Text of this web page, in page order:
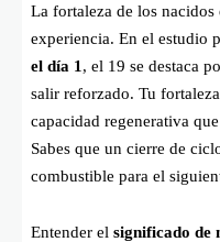
La fortaleza de los
experiencia. En el estudio
el día 1 , el 19 se destaca
salir reforzado. Tu
capacidad regenerativa
Sabes que un cierre de
combustible para el
Entender el significado de